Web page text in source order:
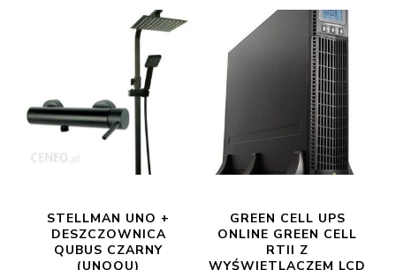
STELLMAN UNO +
DESZCZOWNICA
QUBUS CZARNY
(UNOQU)
GREEN CELL UPS
ONLINE GREEN CELL
RTII Z
WYŚWIETLACZEM LCD